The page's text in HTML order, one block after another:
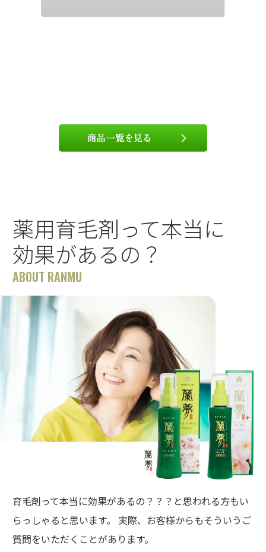
薬用育毛剤って本当に
効果があるの？
ABOUT RANMU
育毛剤って本当に効果があるの？？？と思われる方もい
らっしゃると思います。 実際、お客様からもそういうご
質問をいただくことがあります。